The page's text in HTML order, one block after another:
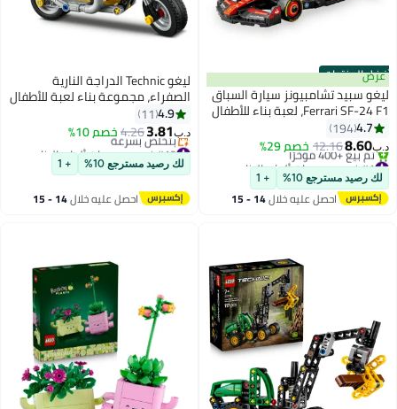
أفضل المنتجات
عرض
ليغو سبيد تشامبيونز سيارة السباق
Ferrari SF-24 F1، لعبة بناء للأطفال
77242
4.7
194
د.ب‏8.60
12.16خصم 29%
#1 في مجموعات ألعاب البناء
بتخلّص بسرعة
تم بيع +400 مؤخرًا
#1 في مجموعات ألعاب البناء
لك رصيد مسترجع 10% + 1
احصل عليه خلال 14 - 15
ليغو Technic‏ الدراجة النارية
الصفراء، مجموعة بناء لعبة للأطفال
42225
4.9
11
د.ب‏3.81
4.26خصم 10%
#12 في مجموعات ألعاب البناء
أقل سعر في 30 يوم
بتخلّص بسرعة
#12 في مجموعات ألعاب البناء
لك رصيد مسترجع 10% + 1
احصل عليه خلال 14 - 15